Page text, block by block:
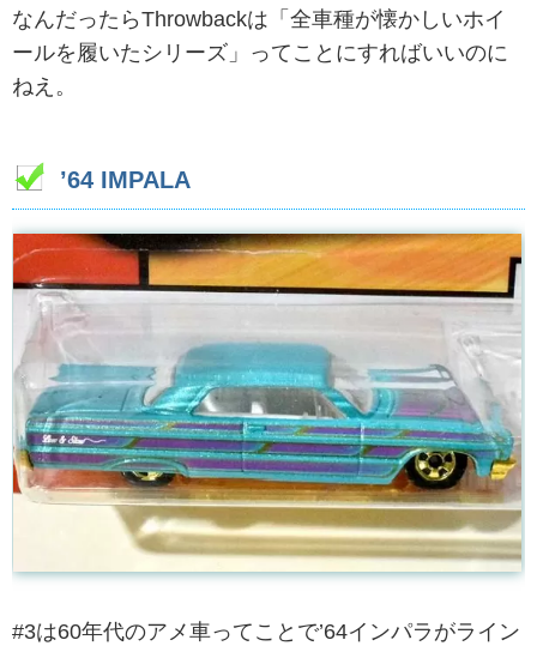
なんだったらThrowbackは「全車種が懐かしいホイ
ールを履いたシリーズ」ってことにすればいいのに
ねえ。
’64 IMPALA
#3は60年代のアメ車ってことで’64インパラがライン